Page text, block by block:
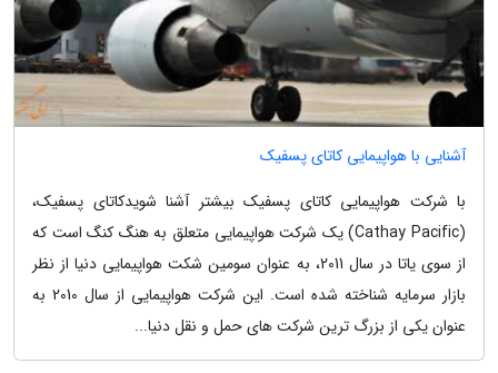
آشنایی با هواپیمایی کاتای پسفیک
با شرکت هواپیمایی کاتای پسفیک بیشتر آشنا شویدکاتای پسفیک،
(Cathay Pacific) یک شرکت هواپیمایی متعلق به هنگ کنگ است که
از سوی یاتا در سال 2011، به عنوان سومین شکت هواپیمایی دنیا از نظر
بازار سرمایه شناخته شده است. این شرکت هواپیمایی از سال 2010 به
عنوان یکی از بزرگ ترین شرکت های حمل و نقل دنیا...